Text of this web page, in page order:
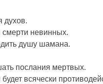
духов.
смерти невинных.
душу шамана.
послания мертвых.
всячески